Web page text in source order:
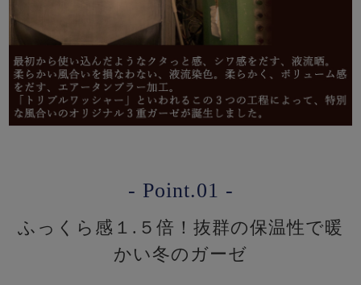
- Point.01 -
ふっくら感１.５倍！抜群の保温性で暖
かい冬のガーゼ